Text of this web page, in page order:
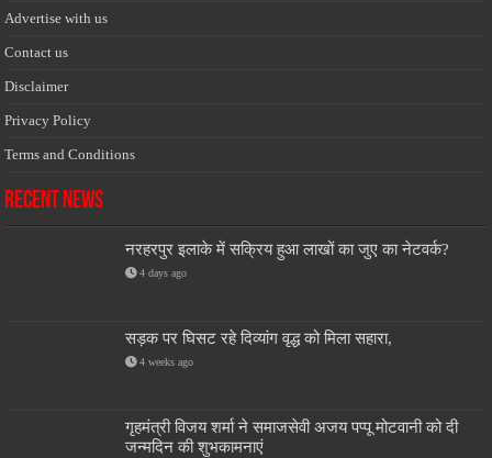
Advertise with us
Contact us
Disclaimer
Privacy Policy
Terms and Conditions
Recent News
नरहरपुर इलाके में सक्रिय हुआ लाखों का जुए का नेटवर्क?
4 days ago
सड़क पर घिसट रहे दिव्यांग वृद्ध को मिला सहारा,
4 weeks ago
गृहमंत्री विजय शर्मा ने समाजसेवी अजय पप्पू मोटवानी को दी
जन्मदिन की शुभकामनाएं